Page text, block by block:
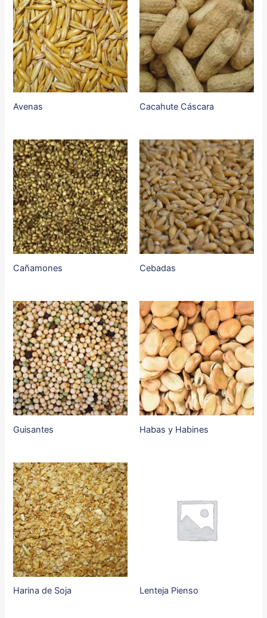
Avenas Cacahute Cáscara
Cañamones Cebadas
Guisantes Habas y Habines
Harina de Soja Lenteja Pienso